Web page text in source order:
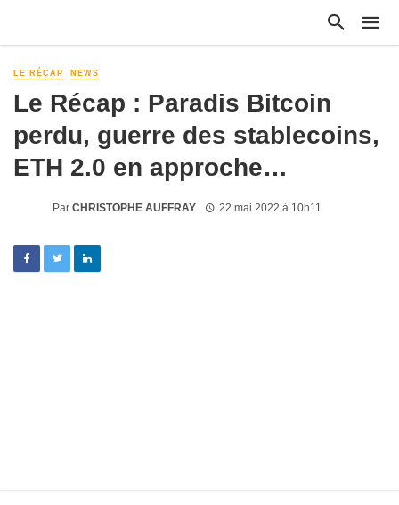
LE RÉCAP NEWS
Le Récap : Paradis Bitcoin
perdu, guerre des stablecoins,
ETH 2.0 en approche…
Par CHRISTOPHE AUFFRAY 22 mai 2022 à 10h11